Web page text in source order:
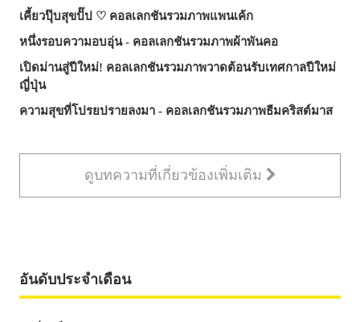
เคี้ยวปุ๊บสุขปั๊ป ♡ คอลเลกชันรวมภาพแพนเค้ก
หนึ่งรอบความอบอุ่น - คอลเลกชันรวมภาพผ้าพันคอ
เปิดม่านสู่ปีใหม่! คอลเลกชันรวมภาพวาดต้อนรับเทศกาลปีใหม่
ญี่ปุ่น
ความสุขที่โปรยปรายลงมา - คอลเลกชันรวมภาพธีมคริสต์มาส
ดูบทความที่เกี่ยวข้องเพิ่มเติม
อันดับประจำเดือน